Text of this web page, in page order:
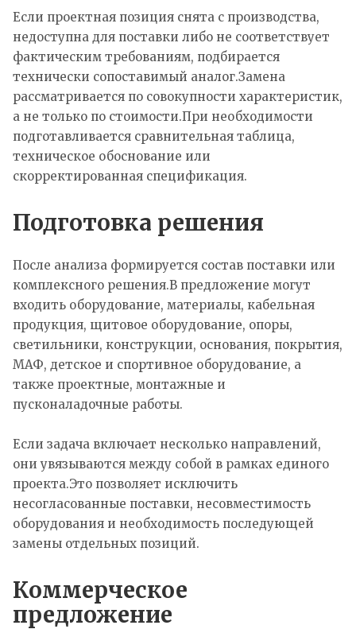
Если проектная позиция снята с производства,
недоступна для поставки либо не соответствует
фактическим требованиям, подбирается
технически сопоставимый аналог.Замена
рассматривается по совокупности характеристик,
а не только по стоимости.При необходимости
подготавливается сравнительная таблица,
техническое обоснование или
скорректированная спецификация.
Подготовка решения
После анализа формируется состав поставки или
комплексного решения.В предложение могут
входить оборудование, материалы, кабельная
продукция, щитовое оборудование, опоры,
светильники, конструкции, основания, покрытия,
МАФ, детское и спортивное оборудование, а
также проектные, монтажные и
пусконаладочные работы.
Если задача включает несколько направлений,
они увязываются между собой в рамках единого
проекта.Это позволяет исключить
несогласованные поставки, несовместимость
оборудования и необходимость последующей
замены отдельных позиций.
Коммерческое
предложение